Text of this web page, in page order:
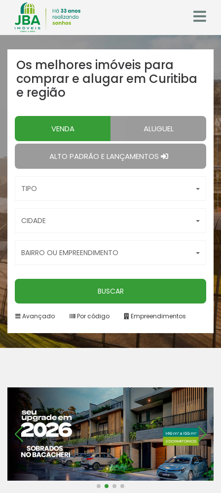
Os melhores imóveis para
comprar e alugar em Curitiba
e região
VENDA ALUGUEL
ALTO PADRÃO E LANÇAMENTOS
TIPO
CIDADE
BAIRRO OU EMPREENDIMENTO
BUSCAR
Avançado Por código Empreendimentos